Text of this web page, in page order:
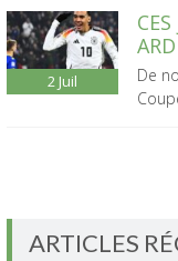
2 Juil
De
ARTICLES